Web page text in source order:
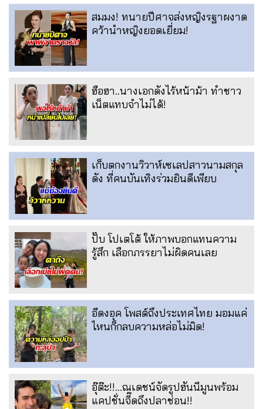
สมมง! ทนายปีศาจส่งหญิงรฐาผงาด
คว้านำหญิงยอดเยี่ยม!
ฮือฮา..นางเอกดังไร้หน้าม้า ทำชาว
เน็ตแทบจำไม่ได้!
เก็บตกงานวิวาห์เซเลปสาวนามสกุล
ดัง ที่คนบันเทิงร่วมยินดีเพียบ
ปั๊บ โปเตโต้ ให้ภาพบอกแทนความ
รู้สึก เลือกภรรยาไม่ผิดคนเลย
อีดงอุค โพสต์ถึงประเทศไทย มอมแค่
ไหนก็กลบความหล่อไม่มิด!
อุ๊ต๊ะ!!...ณเดชน์จัดรูปฮันนีมูนพร้อม
แคปชั่นจี๊ดถึงปลาช่อน!!